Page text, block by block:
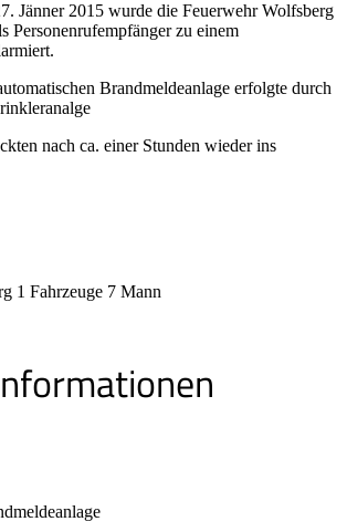
Jänner 2015 wurde die Feuerwehr Wolfsberg
Personenrufempfänger zu einem
Brandmeldeanlage erfolgte durch
nach ca. einer Stunden wieder ins
1 Fahrzeuge 7 Mann